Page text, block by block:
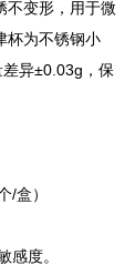
不变形，用于微
杯为不锈钢小
异±0.03g，保
/盒）
感度。